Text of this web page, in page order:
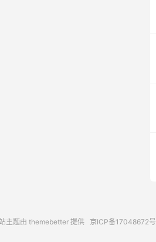
主题由 themebetter 提供 京ICP备17048672号